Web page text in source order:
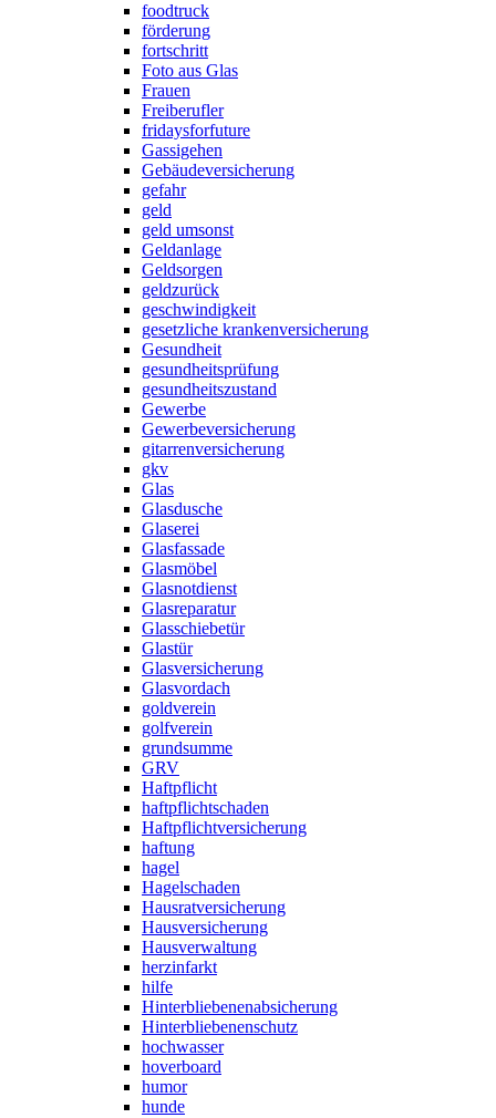
foodtruck
förderung
fortschritt
Foto aus Glas
Frauen
Freiberufler
fridaysforfuture
Gassigehen
Gebäudeversicherung
gefahr
geld
geld umsonst
Geldanlage
Geldsorgen
geldzurück
geschwindigkeit
gesetzliche krankenversicherung
Gesundheit
gesundheitsprüfung
gesundheitszustand
Gewerbe
Gewerbeversicherung
gitarrenversicherung
gkv
Glas
Glasdusche
Glaserei
Glasfassade
Glasmöbel
Glasnotdienst
Glasreparatur
Glasschiebetür
Glastür
Glasversicherung
Glasvordach
goldverein
golfverein
grundsumme
GRV
Haftpflicht
haftpflichtschaden
Haftpflichtversicherung
haftung
hagel
Hagelschaden
Hausratversicherung
Hausversicherung
Hausverwaltung
herzinfarkt
hilfe
Hinterbliebenenabsicherung
Hinterbliebenenschutz
hochwasser
hoverboard
humor
hunde